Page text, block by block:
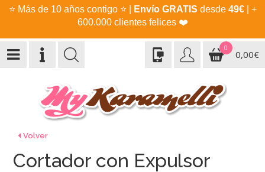
⭐ Más de 10 años contigo ⭐ Envío GRATIS desde 49€| +
600.000 clientes felices ❤️
0
0,00€
Volver
Cortador con Expulsor